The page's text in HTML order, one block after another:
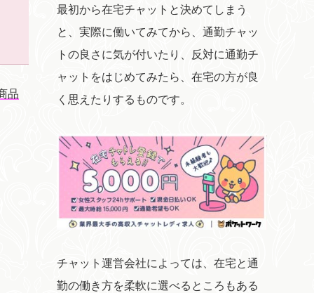
品
最初から在宅チャットと決めてしまう
と、実際に働いてみてから、通勤チャッ
トの良さに気が付いたり、反対に通勤チ
ャットをはじめてみたら、在宅の方が良
く思えたりするものです。
チャット運営会社によっては、在宅と通
勤の働き方を柔軟に選べるところもある